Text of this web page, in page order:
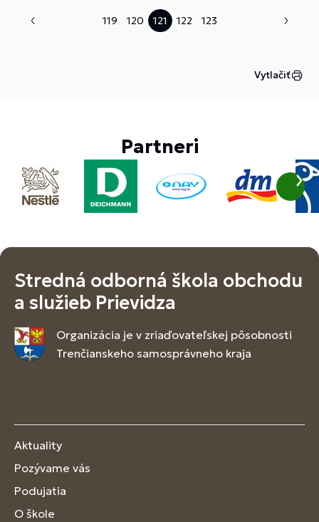
119 120 121 122 123
Vytlačiť
Partneri
Stredná odborná škola obchodu
a služieb Prievidza
Organizácia je v zriaďovateľskej pôsobnosti
Trenčianskeho samosprávneho kraja
Aktuality
Pozývame vás
Podujatia
O škole